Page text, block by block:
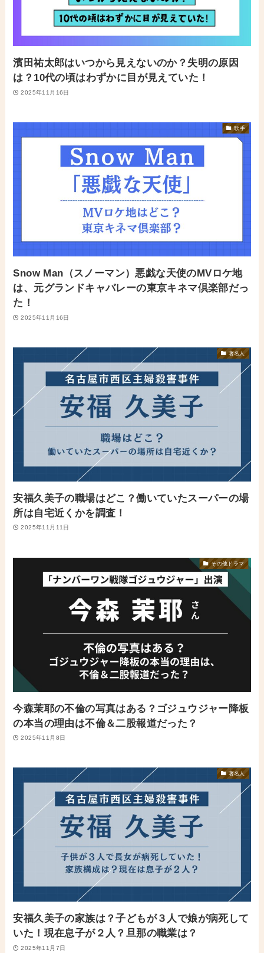
濱田祐太郎はいつから見えないのか？失明の原因
は？10代の頃はわずかに目が見えていた！
2025年11月16日
歌手
Snow Man（スノーマン）悪戯な天使のMVロケ地
は、元グランドキャバレーの東京キネマ倶楽部だっ
た！
2025年11月16日
著名人
安福久美子の職場はどこ？働いていたスーパーの場
所は自宅近くかを調査！
2025年11月11日
その他ドラマ
今森茉耶の不倫の写真はある？ゴジュウジャー降板
の本当の理由は不倫＆二股報道だった？
2025年11月8日
著名人
安福久美子の家族は？子どもが３人で娘が病死して
いた！現在息子が２人？旦那の職業は？
2025年11月7日